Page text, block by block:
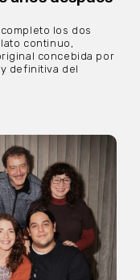
los dos
continuo,
concebida por
definitiva del